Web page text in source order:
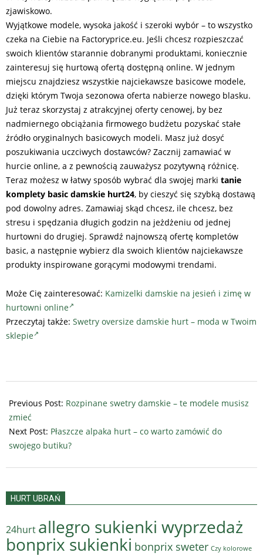
zjawiskowo.
Wyjątkowe modele, wysoka jakość i szeroki wybór – to wszystko
czeka na Ciebie na Factoryprice.eu. Jeśli chcesz rozpieszczać
swoich klientów starannie dobranymi produktami, koniecznie
zainteresuj się hurtową ofertą dostępną online. W jednym
miejscu znajdziesz wszystkie najciekawsze basicowe modele,
dzięki którym Twoja sezonowa oferta nabierze nowego blasku.
Już teraz skorzystaj z atrakcyjnej oferty cenowej, by bez
nadmiernego obciążania firmowego budżetu pozyskać stałe
źródło oryginalnych basicowych modeli. Masz już dosyć
poszukiwania uczciwych dostawców? Zacznij zamawiać w
hurcie online, a z pewnością zauważysz pozytywną różnicę.
Teraz możesz w łatwy sposób wybrać dla swojej marki tanie
komplety basic damskie hurt24, by cieszyć się szybką dostawą
pod dowolny adres. Zamawiaj skąd chcesz, ile chcesz, bez
stresu i spędzania długich godzin na jeżdżeniu od jednej
hurtowni do drugiej. Sprawdź najnowszą ofertę kompletów
basic, a następnie wybierz dla swoich klientów najciekawsze
produkty inspirowane gorącymi modowymi trendami.
Może Cię zainteresować: Kamizelki damskie na jesień i zimę w
hurtowni online
Przeczytaj także: Swetry oversize damskie hurt – moda w Twoim
sklepie
11-
16
Previous Post: Rozpinane swetry damskie – te modele musisz
zmieć
Next Post: Płaszcze alpaka hurt – co warto zamówić do
swojego butiku?
HURT UBRAŃ
24hurt allegro sukienki wyprzedaż
bonprix sukienki bonprix sweter Czy kolorowe